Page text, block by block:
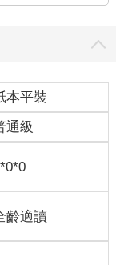
的辦公室以前，我
十六、十四和十二
下。或許不是每個
的他是個沙場老
子彈與榴霰彈奪
但只有家人與親信
擋不了他，只是
笨到在酒裡加冰
督徒，是個相信
國人的信徒。在
於其他那些以妖
人士，諸如馬克
哲人的著作！身為
《共產黨宣言》
本平裝
通級
齡適讀